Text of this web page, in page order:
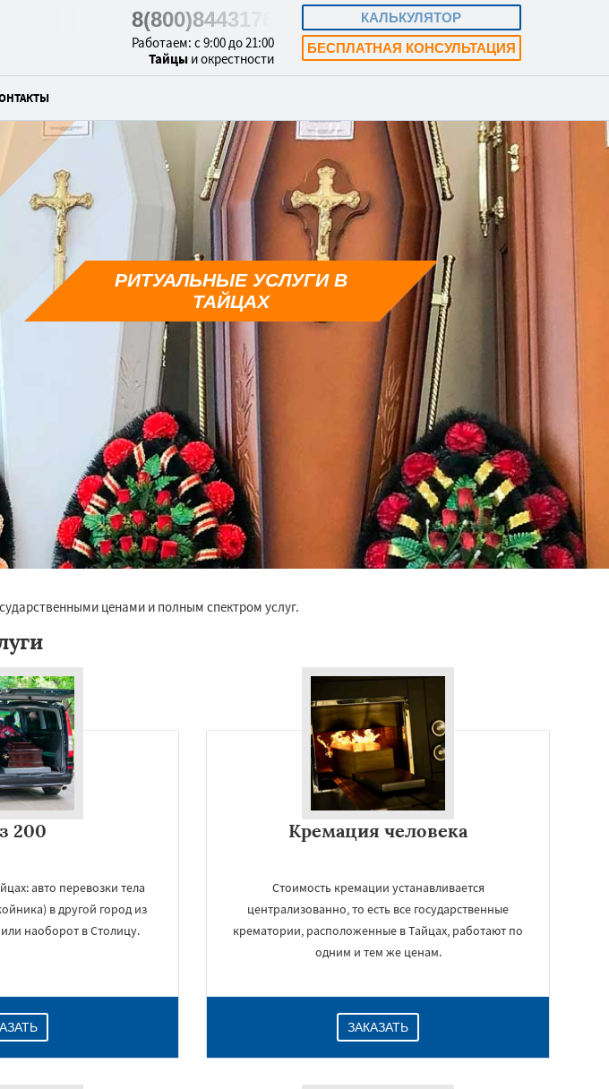
КАЛЬКУЛЯТОР
БЕСПЛАТНАЯ КОНСУЛЬТАЦИЯ
8(800)8443176
Работаем: с 9:00 до 21:00
Тайцы и окрестности
РИТУАЛЬНЫЕ УСЛУГИ В
ТАЙЦАХ
ценами и полным спектром услуг.
200
авто перевозки тела
в другой город из
наоборот в Столицу.
Кремация человека
Стоимость кремации устанавливается
централизованно, то есть все государственные
крематории, расположенные в Тайцах, работают по
одним и тем же ценам.
ЗАКАЗАТЬ